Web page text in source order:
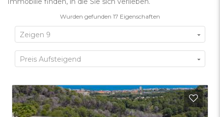
Wurden gefunden 17 Eigenschaften
Zeigen 9
Preis Aufsteigend
Zu